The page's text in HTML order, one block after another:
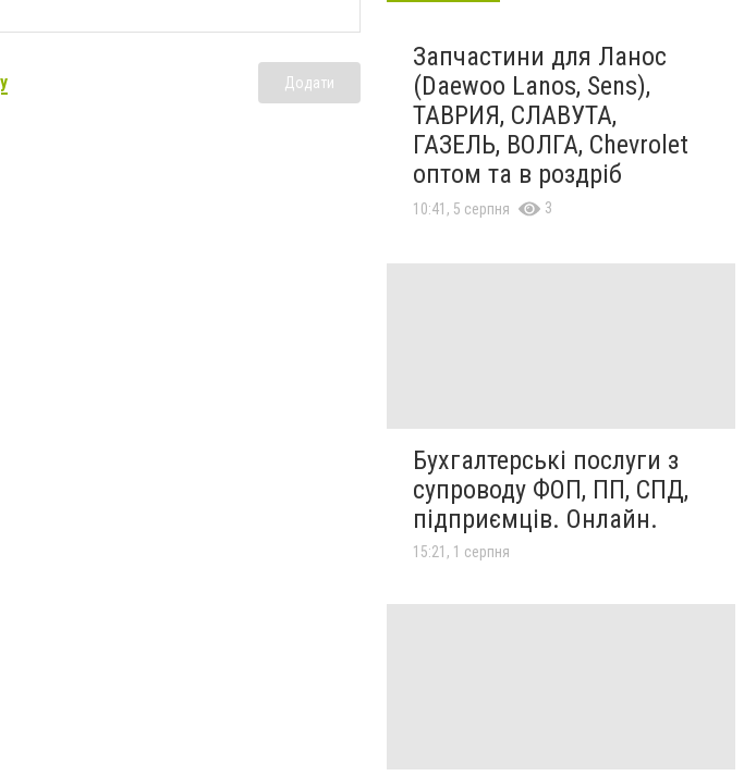
Додати
Запчастини для Ланос
(Daewoo Lanos, Sens),
ТАВРИЯ, СЛАВУТА,
ГАЗЕЛЬ, ВОЛГА, Chevrolet
оптом та в роздріб
10:41, 5 серпня 3
Бухгалтерські послуги з
супроводу ФОП, ПП, СПД,
підприємців. Онлайн.
15:21, 1 серпня